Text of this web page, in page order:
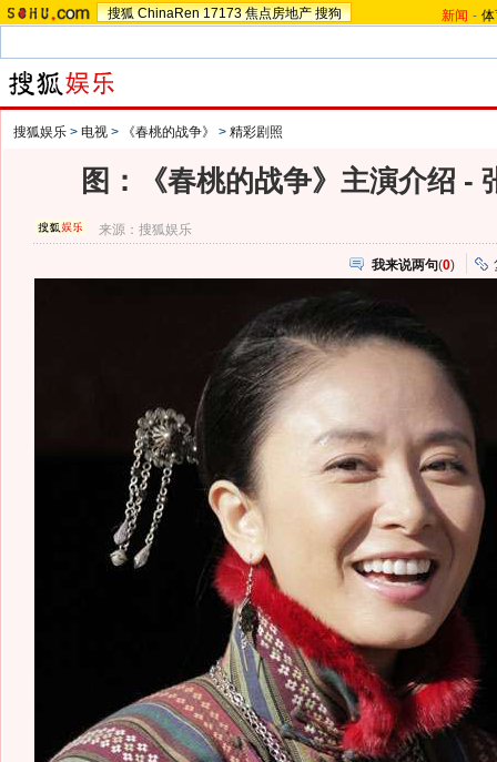
搜狐 ChinaRen 17173 焦点房地产 搜狗 新闻 -
搜狐娱乐 > 电视 > 《春桃的战争》 > 精彩剧照
图：《春桃的战争》主演介绍 -
来源：搜狐娱乐
我来说两句(0)